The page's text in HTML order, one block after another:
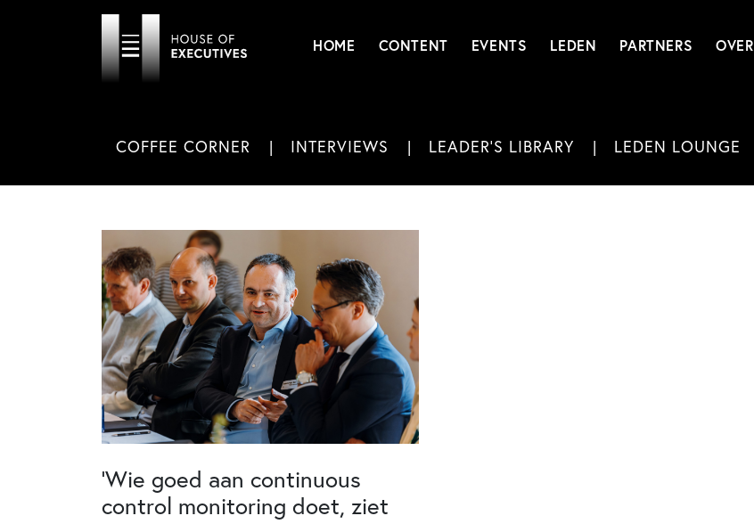
HOME CONTENT EVENTS LEDEN PARTNERS OVER
COFFEE CORNER INTERVIEWS LEADER'S LIBRARY LEDEN LOUNGE
‘Wie goed aan continuous
control monitoring doet, ziet